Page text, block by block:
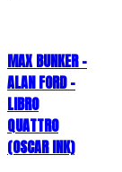
MAX BUNKER –
ALAN FORD –
LIBRO
QUATTRO
(OSCAR INK)